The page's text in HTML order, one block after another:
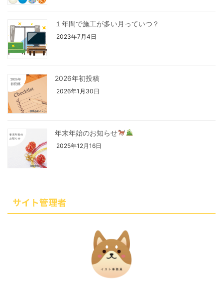
１年間で施工が多い月っていつ？
2023年7月4日
2026年初投稿
2026年1月30日
年末年始のお知らせ
2025年12月16日
サイト管理者